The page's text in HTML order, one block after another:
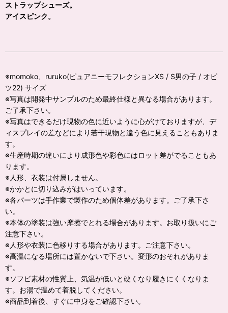
ストラップシューズ。
アイスピンク。
※momoko、ruruko(ピュアニーモフレクションXS / S男の子 / オビ
ツ22) サイズ
※写真は開発中サンプルのため最終仕様と異なる場合があります。
ご了承下さい。
※写真はできるだけ現物の色に近いように心がけておりますが、デ
ィスプレイの差などにより若干現物と違う色に見えることもありま
す。
※生産時期の違いにより成形色や彩色にはロット差がでることもあ
ります。
※人形、衣装は付属しません。
※かかとに切り込みがはいっています。
※各パーツは手作業で製作のため個体差があります。ご了承下さ
い。
※本体の塗装は強い摩擦でとれる場合があります。お取り扱いにご
注意下さい。
※人形や衣装に色移りする場合があります。ご注意下さい。
※高温になる場所には置かないで下さい。変形のおそれがありま
す。
※ソフビ素材の性質上、気温が低いと硬くなり履きにくくなりま
す。お湯で温めて着脱してください。
※商品到着後、すぐに中身をご確認下さい。